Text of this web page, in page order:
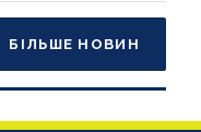
БІЛЬШЕ НОВИН